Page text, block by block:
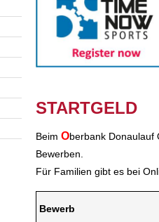
STARTGELD
Beim Oberbank Donaulauf
Bewerben.
Für Familien gibt es bei
Bewerb